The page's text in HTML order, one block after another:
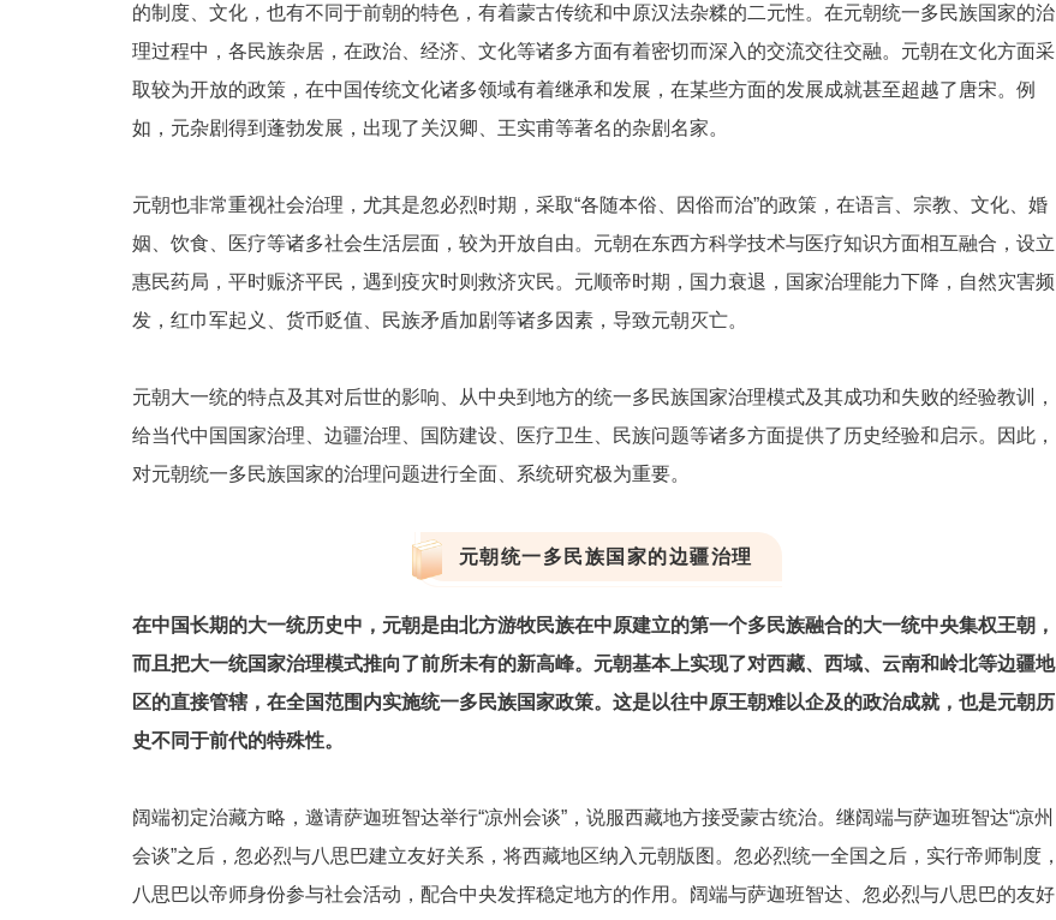
的制度、文化，也有不同于前朝的特色，有着蒙古传统和中原汉法杂糅的二元性。在元朝统一多民族国家的治
理过程中，各民族杂居，在政治、经济、文化等诸多方面有着密切而深入的交流交往交融。元朝在文化方面采
取较为开放的政策，在中国传统文化诸多领域有着继承和发展，在某些方面的发展成就甚至超越了唐宋。例
如，元杂剧得到蓬勃发展，出现了关汉卿、王实甫等著名的杂剧名家。
元朝也非常重视社会治理，尤其是忽必烈时期，采取“各随本俗、因俗而治”的政策，在语言、宗教、文化、婚
姻、饮食、医疗等诸多社会生活层面，较为开放自由。元朝在东西方科学技术与医疗知识方面相互融合，设立
惠民药局，平时赈济平民，遇到疫灾时则救济灾民。元顺帝时期，国力衰退，国家治理能力下降，自然灾害频
发，红巾军起义、货币贬值、民族矛盾加剧等诸多因素，导致元朝灭亡。
元朝大一统的特点及其对后世的影响、从中央到地方的统一多民族国家治理模式及其成功和失败的经验教训，
给当代中国国家治理、边疆治理、国防建设、医疗卫生、民族问题等诸多方面提供了历史经验和启示。因此，
对元朝统一多民族国家的治理问题进行全面、系统研究极为重要。
元朝统一多民族国家的边疆治理
在中国长期的大一统历史中，元朝是由北方游牧民族在中原建立的第一个多民族融合的大一统中央集权王朝，
而且把大一统国家治理模式推向了前所未有的新高峰。元朝基本上实现了对西藏、西域、云南和岭北等边疆地
区的直接管辖，在全国范围内实施统一多民族国家政策。这是以往中原王朝难以企及的政治成就，也是元朝历
史不同于前代的特殊性。
阔端初定治藏方略，邀请萨迦班智达举行“凉州会谈”，说服西藏地方接受蒙古统治。继阔端与萨迦班智达“凉州
会谈”之后，忽必烈与八思巴建立友好关系，将西藏地区纳入元朝版图。忽必烈统一全国之后，实行帝师制度，
八思巴以帝师身份参与社会活动，配合中央发挥稳定地方的作用。阔端与萨迦班智达、忽必烈与八思巴的友好